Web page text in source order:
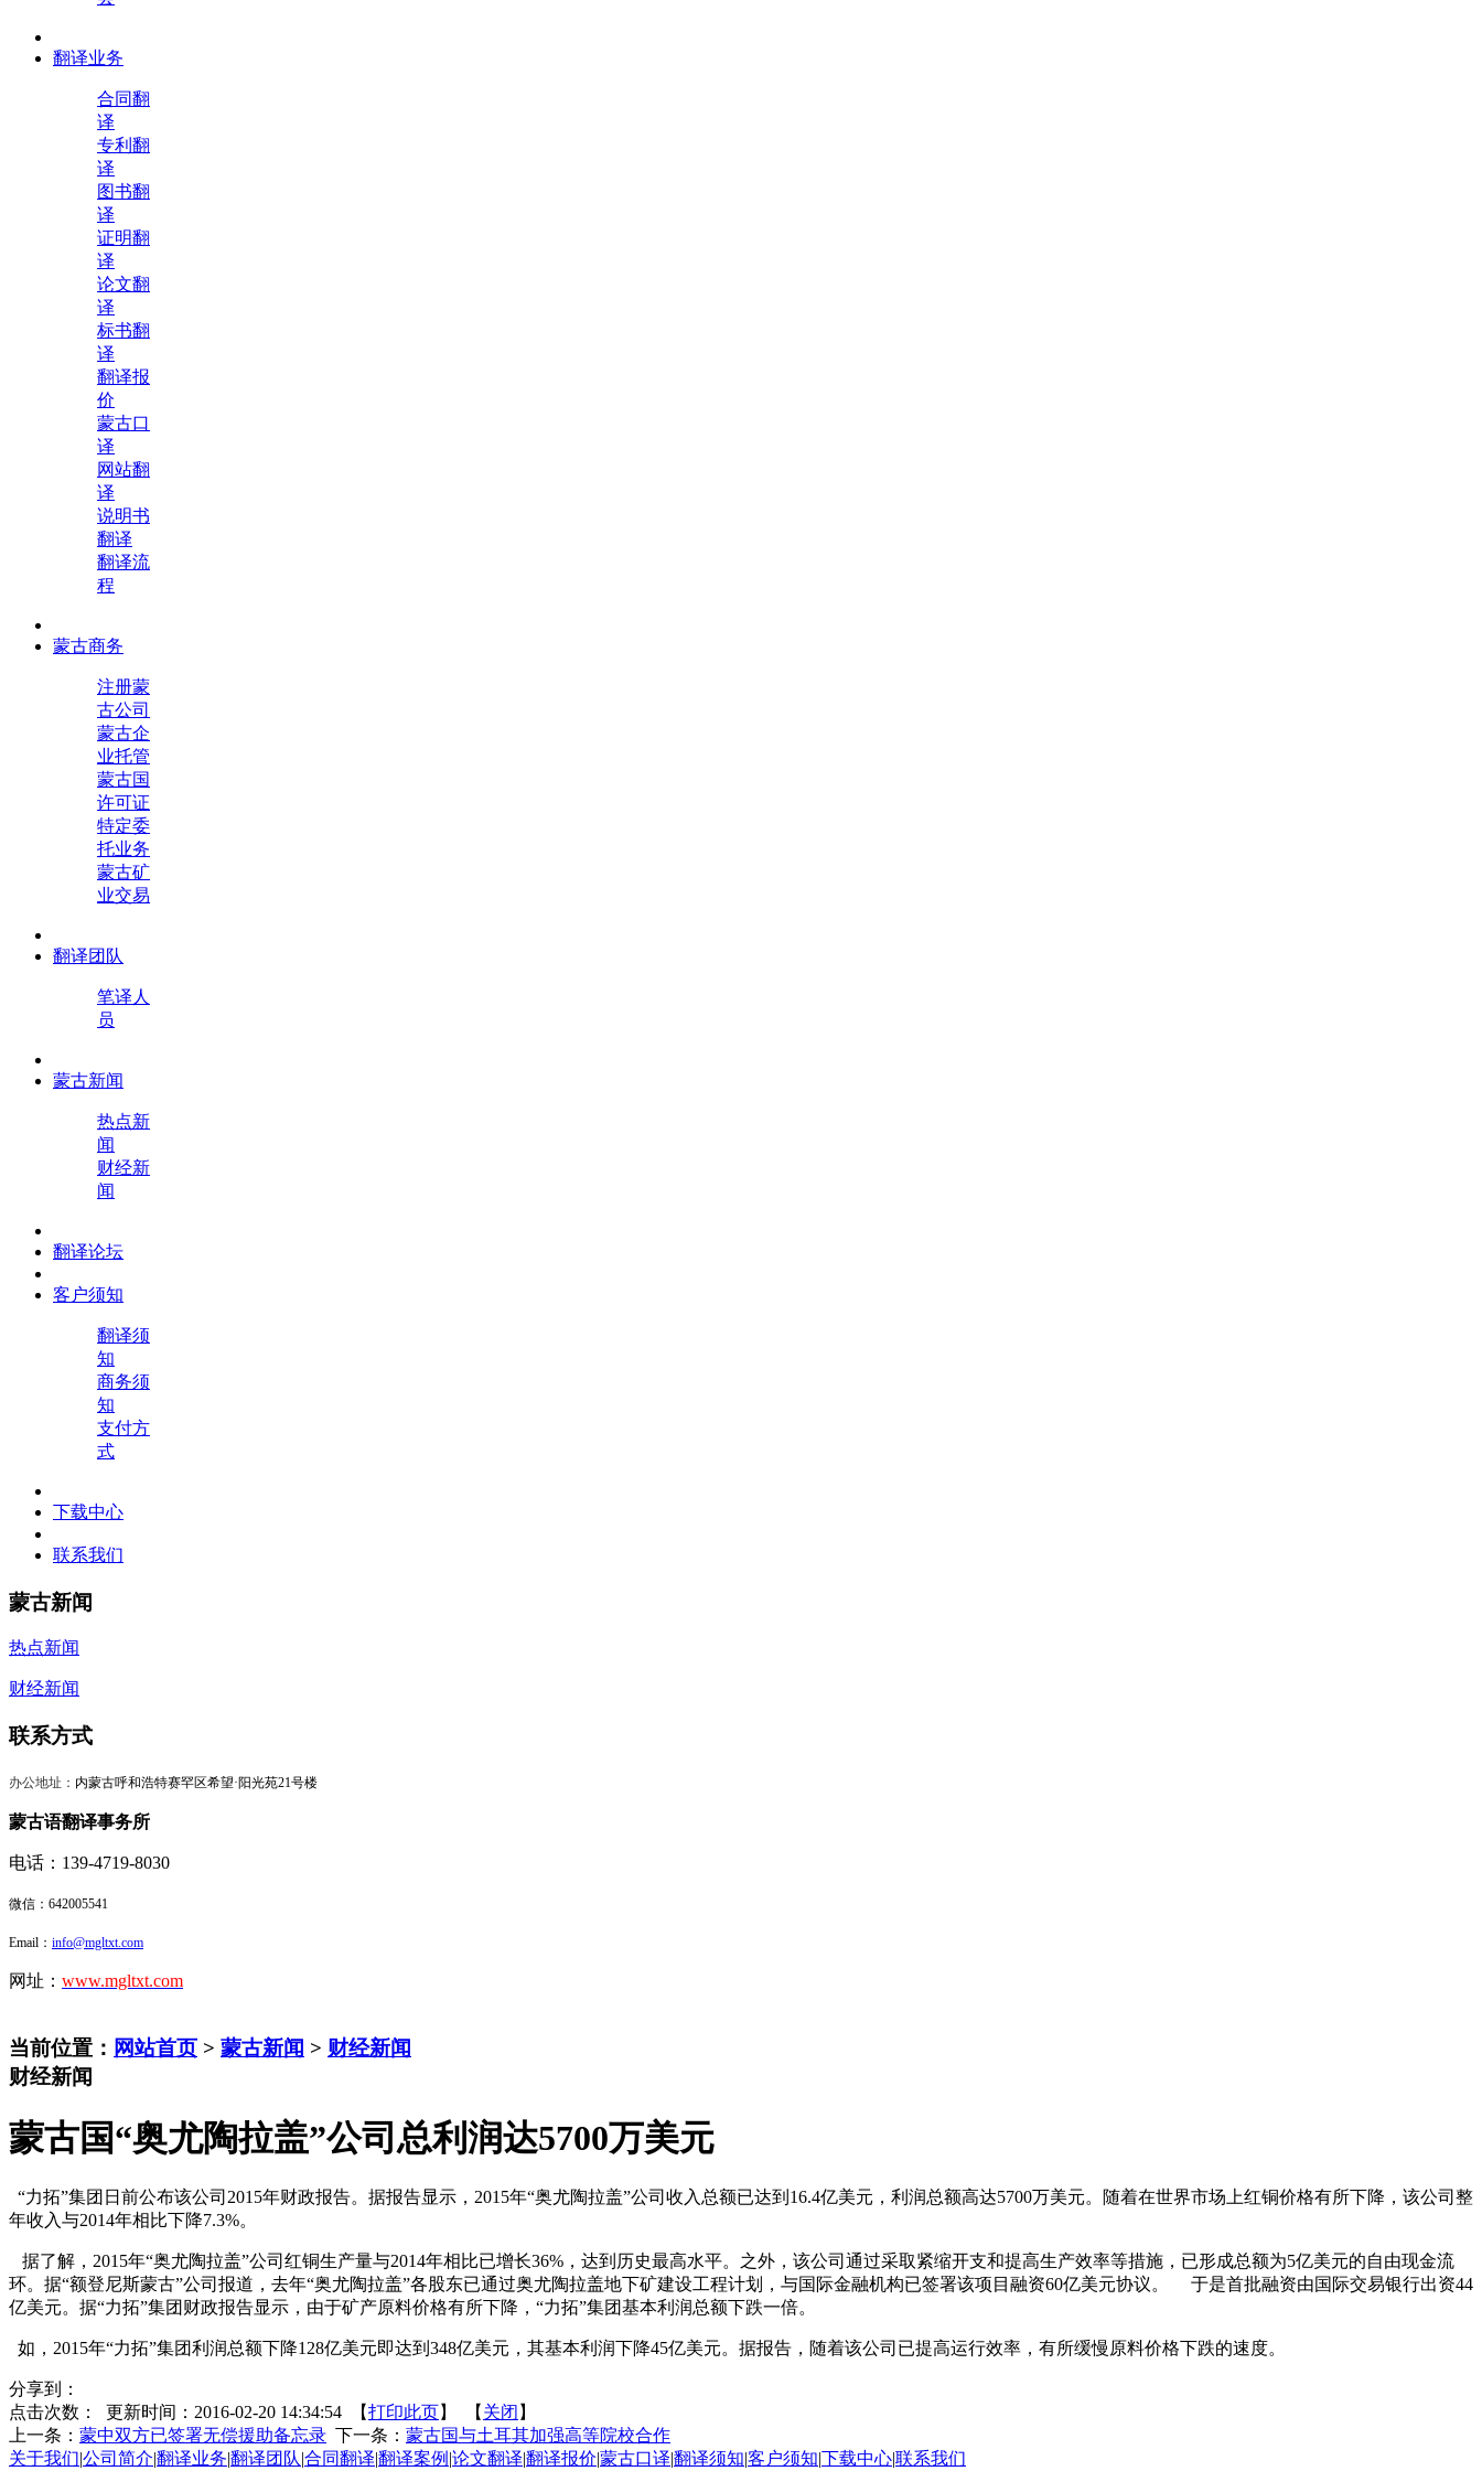
翻译业务
合同翻
译
专利翻
译
图书翻
译
证明翻
译
论文翻
译
标书翻
译
翻译报
价
蒙古口
译
网站翻
译
说明书
翻译
翻译流
程
蒙古商务
注册蒙
古公司
蒙古企
业托管
蒙古国
许可证
特定委
托业务
蒙古矿
业交易
翻译团队
笔译人
员
蒙古新闻
热点新
闻
财经新
闻
翻译论坛
客户须知
翻译须
知
商务须
知
支付方
式
下载中心
联系我们
蒙古新闻
热点新闻
财经新闻
联系方式
办公地址： 内蒙古呼和浩特赛罕区希望·阳光苑21号楼
蒙古语翻译事务所
电话：139-4719-8030
微信： 642005541
Email： info@mgltxt.com
网址： www.mgltxt.com
当前位置： 网站首页 > 蒙古新闻 > 财经新闻
财经新闻
蒙古国“奥尤陶拉盖”公司总利润达5700万美元
“力拓”集团日前公布该公司2015年财政报告。据报告显示，2015年“奥尤陶拉盖”公司收入总额已达到16.4亿美元，利润总额高达5700万美元。随着在世界市场上红铜价格有所下降，该公司整
年收入与2014年相比下降7.3%。
据了解，2015年“奥尤陶拉盖”公司红铜生产量与2014年相比已增长36%，达到历史最高水平。之外，该公司通过采取紧缩开支和提高生产效率等措施，已形成总额为5亿美元的自由现金流
环。据“额登尼斯蒙古”公司报道，去年“奥尤陶拉盖”各股东已通过奥尤陶拉盖地下矿建设工程计划，与国际金融机构已签署该项目融资60亿美元协议。 于是首批融资由国际交易银行出资44
亿美元。据“力拓”集团财政报告显示，由于矿产原料价格有所下降，“力拓”集团基本利润总额下跌一倍。
如，2015年“力拓”集团利润总额下降128亿美元即达到348亿美元，其基本利润下降45亿美元。据报告，随着该公司已提高运行效率，有所缓慢原料价格下跌的速度。
分享到：
点击次数：
更新时间：2016-02-20 14:34:54 【打印此页 】 【 关闭 】
上一条： 蒙中双方已签署无偿援助备忘录 下一条： 蒙古国与土耳其加强高等院校合作
关于我们 公司简介 翻译业务 翻译团队 合同翻译 翻译案例 论文翻译 翻译报价 蒙古口译 翻译须知 客户须知 下载中心联系我们